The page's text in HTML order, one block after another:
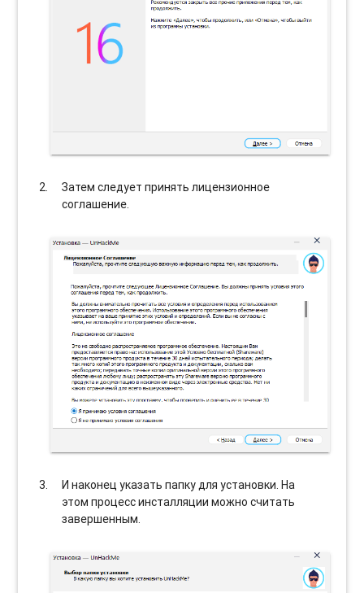
Затем следует принять лицензионное
соглашение.
И наконец указать папку для установки. На
этом процесс инсталляции можно считать
завершенным.